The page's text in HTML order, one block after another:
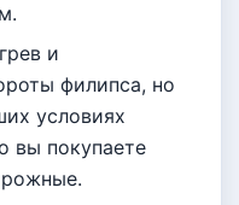
и
филипса, но
условиях
вы покупаете